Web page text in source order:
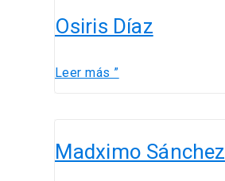
Osiris Díaz
Díaz
Leer más ”
Madximo Sánchez
Sánchez